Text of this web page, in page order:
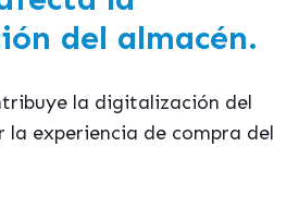
del almacén.
la digitalización del
la experiencia de compra del